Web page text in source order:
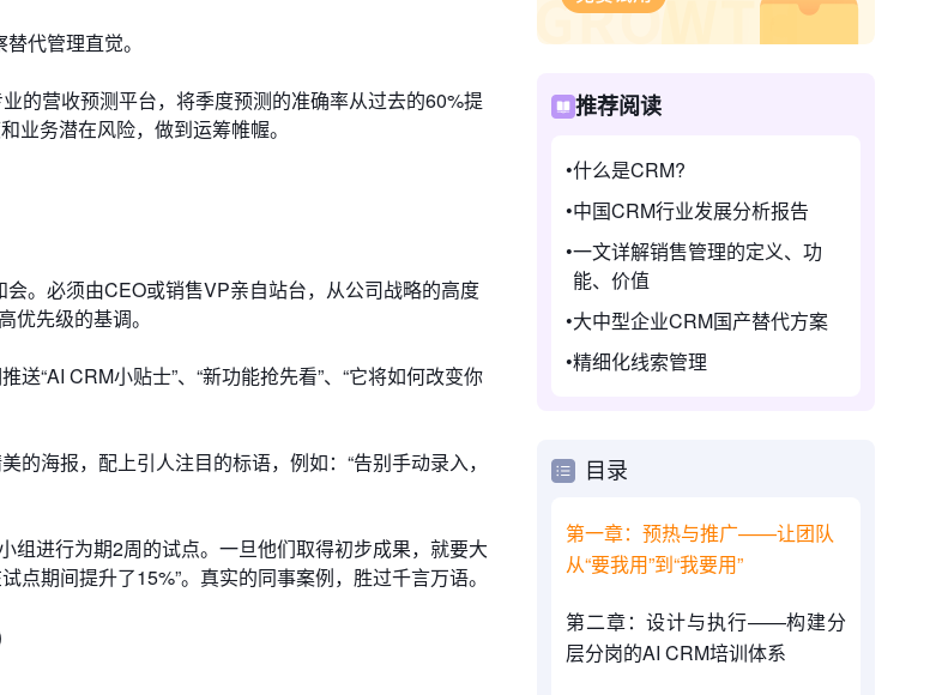
代管理直觉。
的营收预测平台，将季度预测的准确率从过去的60%提
业务潜在风险，做到运筹帷幄。
。必须由CEO或销售VP亲自站台，从公司战略的高度
先级的基调。
“AI CRM小贴士”、“新功能抢先看”、“它将如何改变你
海报，配上引人注目的标语，例如：“告别手动录入，
组进行为期2周的试点。一旦他们取得初步成果，就要大
期间提升了15%”。真实的同事案例，胜过千言万语。
推荐阅读
什么是CRM?
中国CRM行业发展分析报告
一文详解销售管理的定义、功
能、价值
大中型企业CRM国产替代方案
精细化线索管理
目录
第一章：预热与推广——让团队
从“要我用”到“我要用”
第二章：设计与执行——构建分
层分岗的AI CRM培训体系